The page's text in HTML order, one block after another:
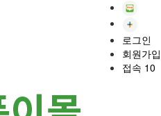
로그인
회원가입
접속 10